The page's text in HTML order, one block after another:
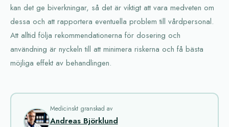
kan det ge biverkningar, så det är viktigt att vara medveten om
dessa och att rapportera eventuella problem till vårdpersonal.
Att alltid följa rekommendationerna för dosering och
användning är nyckeln till att minimera riskerna och få bästa
möjliga effekt av behandlingen.
Medicinskt granskad av
Andreas Björklund